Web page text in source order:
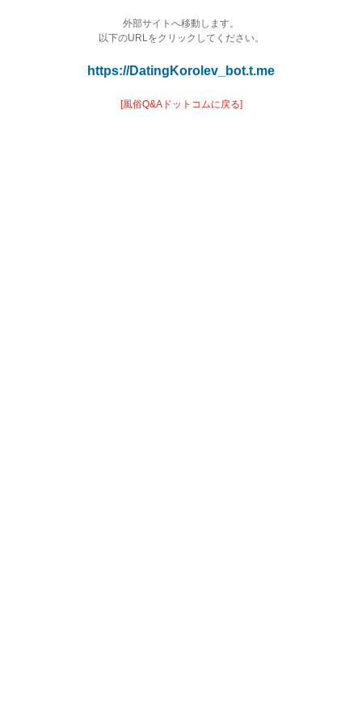
外部サイトへ移動します。
以下のURLをクリックしてください。
https://DatingKorolev_bot.t.me
[風俗Q&Aドットコムに戻る]